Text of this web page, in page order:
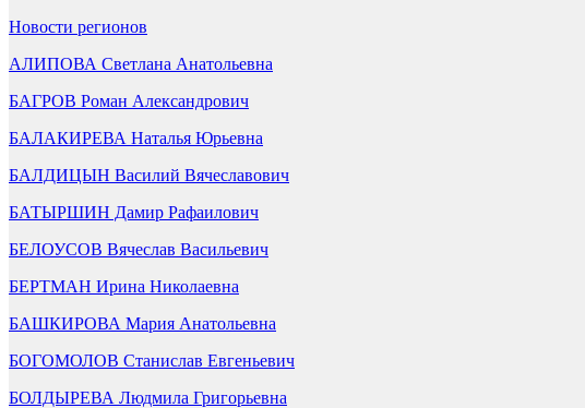
Новости регионов
АЛИПОВА Светлана Анатольевна
БАГРОВ Роман Александрович
БАЛАКИРЕВА Наталья Юрьевна
БАЛДИЦЫН Василий Вячеславович
БАТЫРШИН Дамир Рафаилович
БЕЛОУСОВ Вячеслав Васильевич
БЕРТМАН Ирина Николаевна
БАШКИРОВА Мария Анатольевна
БОГОМОЛОВ Станислав Евгеньевич
БОЛДЫРЕВА Людмила Григорьевна